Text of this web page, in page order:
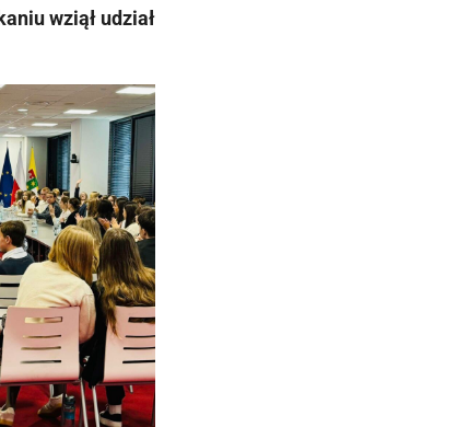
wziął udział